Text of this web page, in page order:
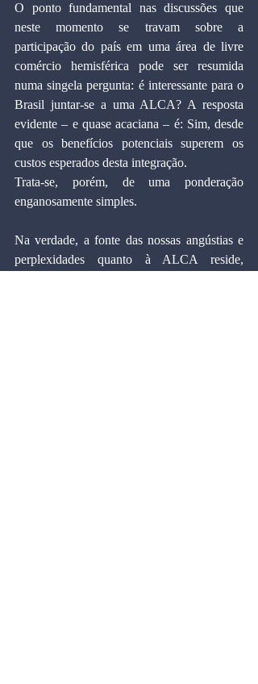
O ponto fundamental nas discussões que
neste momento se travam sobre a
participação do país em uma área de livre
comércio hemisférica pode ser resumida
numa singela pergunta: é interessante para o
Brasil juntar-se a uma ALCA? A resposta
evidente – e quase acaciana – é: Sim, desde
que os benefícios potenciais superem os
custos esperados desta integração.
Trata-se, porém, de uma ponderação
enganosamente simples.
Na verdade, a fonte das nossas angústias e
perplexidades quanto à ALCA reside,